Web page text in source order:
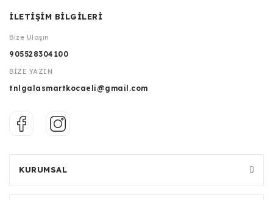
İLETİŞİM BİLGİLERİ
Bize Ulaşın
905528304100
BİZE YAZIN
tnlgalasmartkocaeli@gmail.com
KURUMSAL